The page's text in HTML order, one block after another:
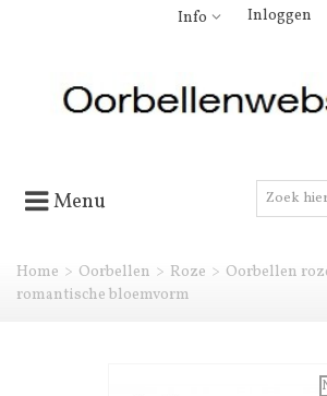
Info Inloggen
Menu
Home > Oorbellen > Roze > Oorbellen
romantische bloemvorm